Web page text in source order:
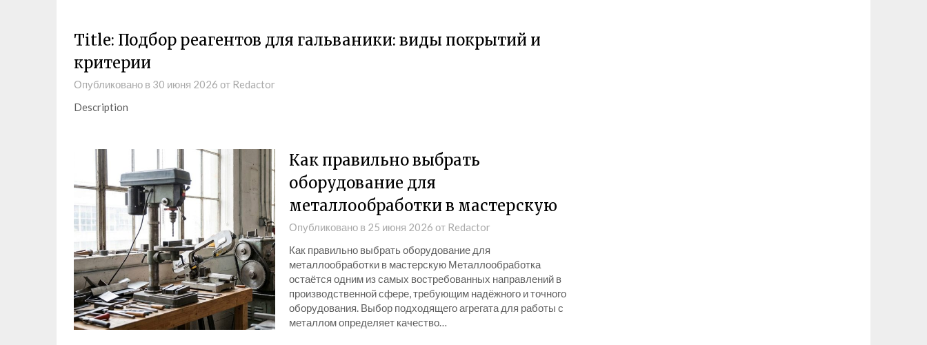
Title: Подбор реагентов для гальваники: виды покрытий и
критерии
Опубликовано в 30 июня 2026 от Redactor
Description
Как правильно выбрать
оборудование для
металлообработки в мастерскую
Опубликовано в 25 июня 2026 от Redactor
Как правильно выбрать оборудование для
металлообработки в мастерскую Металлообработка
остаётся одним из самых востребованных направлений в
производственной сфере, требующим надёжного и точного
оборудования. Выбор подходящего агрегата для работы с
металлом определяет качество…